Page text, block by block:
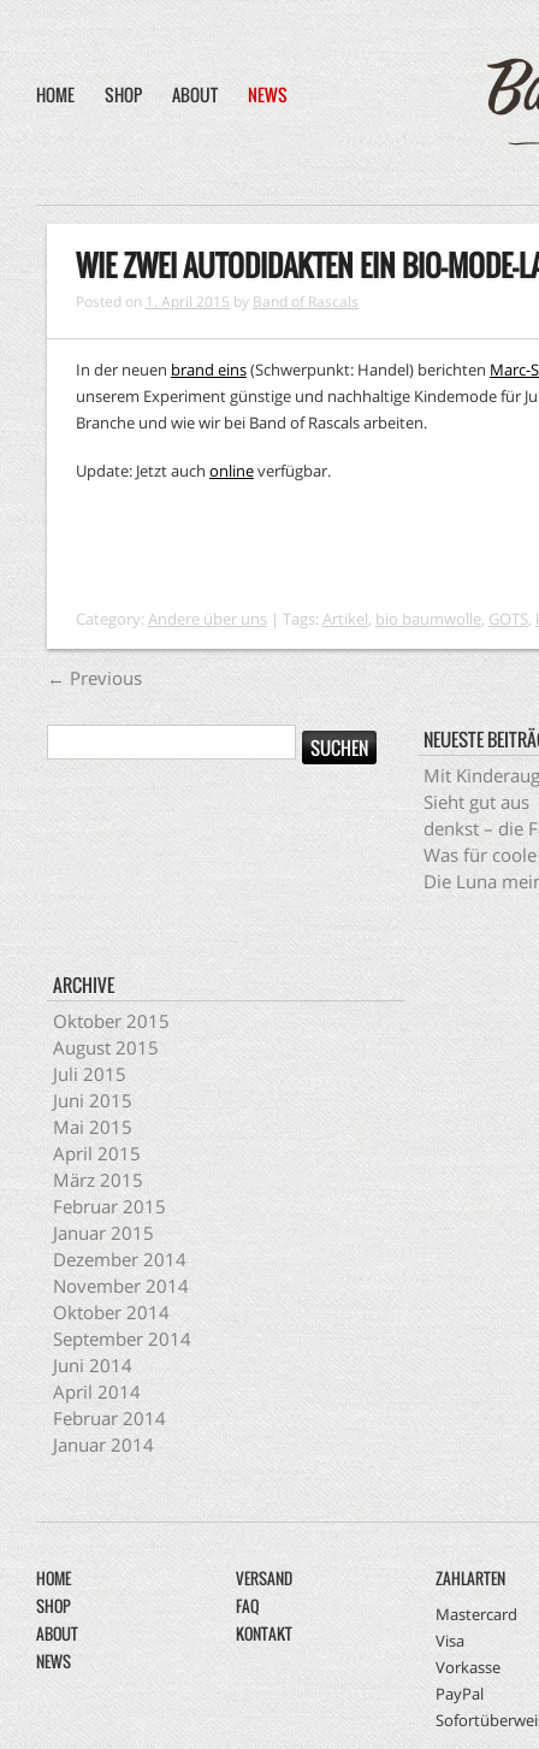
HOME SHOP ABOUT NEWS
WIE ZWEI AUTODIDAKTEN EIN BIO-MODE-
Posted on 1. April 2015 by Band of Rascals
In der neuen brand eins(Schwerpunkt: Handel) berichten Marc-
unserem Experiment günstige und nachhaltige Kindemode für
Branche und wie wir bei Band of Rascals arbeiten.
Update: Jetzt auch onlineverfügbar.
Category: Andere über uns| Tags: Artikel, bio baumwolle, GOTS,
← Previous
NEUESTE
Mit
Sieht gut aus
denkst – die
Was für coole
Die Luna
ARCHIVE
Oktober 2015
August 2015
Juli 2015
Juni 2015
Mai 2015
April 2015
März 2015
Februar 2015
Januar 2015
Dezember 2014
November 2014
Oktober 2014
September 2014
Juni 2014
April 2014
Februar 2014
Januar 2014
HOME
SHOP
ABOUT
NEWS
VERSAND
FAQ
KONTAKT
ZAHLARTEN
Mastercard
Visa
Vorkasse
PayPal